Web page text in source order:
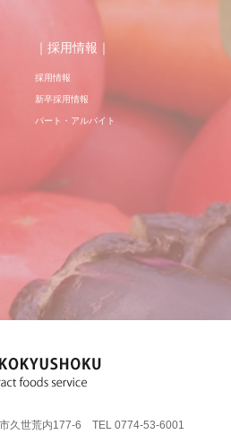
｜採用情報｜
採用情報
新卒採用情報
パート・アルバイト
久世荒内177-6 TEL 0774-53-6001